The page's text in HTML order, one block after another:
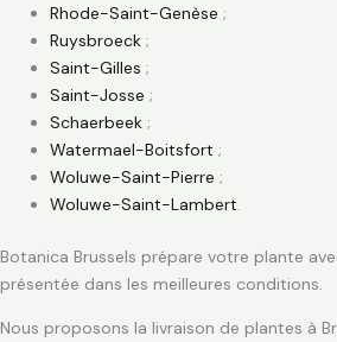
Rhode-Saint-Genèse ;
Ruysbroeck ;
Saint-Gilles ;
Saint-Josse ;
Schaerbeek ;
Watermael-Boitsfort ;
Woluwe-Saint-Pierre ;
Woluwe-Saint-Lambert.
Botanica Brussels prépare votre plante
présentée dans les meilleures conditions.
Nous proposons la livraison de plantes à